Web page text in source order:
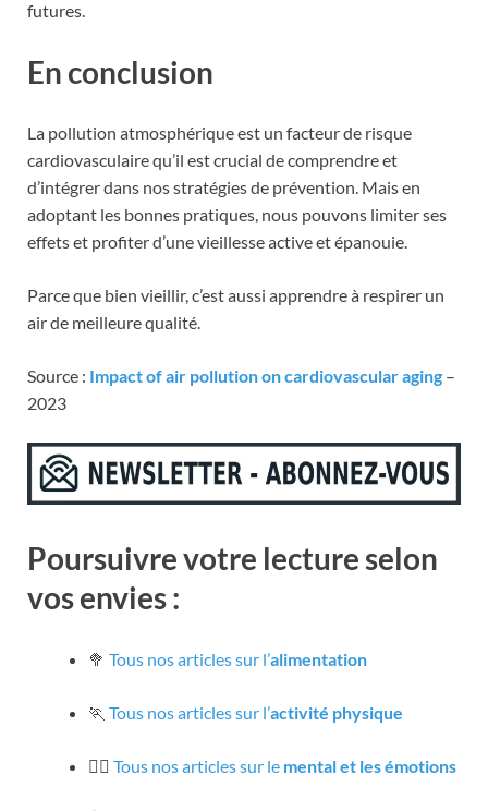
futures.
En conclusion
La pollution atmosphérique est un facteur de risque
cardiovasculaire qu’il est crucial de comprendre et
d’intégrer dans nos stratégies de prévention. Mais en
adoptant les bonnes pratiques, nous pouvons limiter ses
effets et profiter d’une vieillesse active et épanouie.
Parce que bien vieillir, c’est aussi apprendre à respirer un
air de meilleure qualité.
Source : Impact of air pollution on cardiovascular aging –
2023
Poursuivre votre lecture selon
vos envies :
🥦 Tous nos articles sur l’alimentation
🏃 Tous nos articles sur l’activité physique
🧘‍♀️ Tous nos articles sur le mental et les émotions